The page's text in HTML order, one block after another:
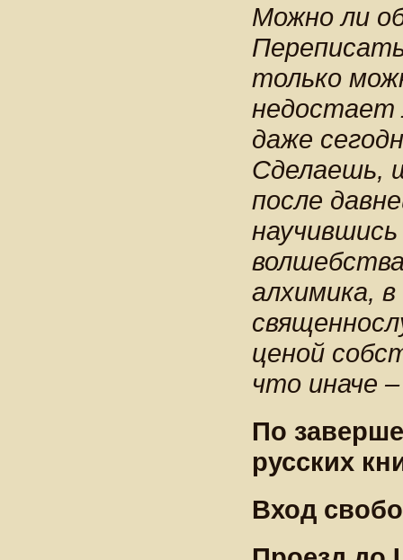
Можно ли
только
недостает
даже
Сделаешь,
после
алхимика,
ценой
что иначе
По
русских
Вход